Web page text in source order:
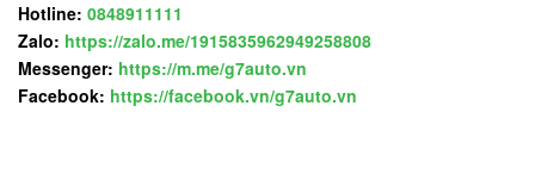
Hotline: 0848911111
Zalo: https://zalo.me/1915835962949258808
Messenger: https://m.me/g7auto.vn
Facebook: https://facebook.vn/g7auto.vn